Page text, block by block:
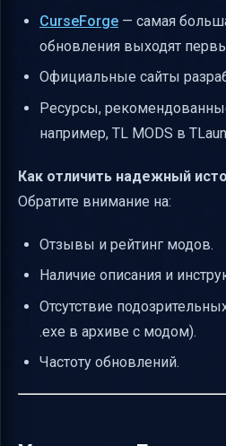
CurseForge — самая
обновления выходят
Официальные сайты
Ресурсы,
например, TL MODS в
Как отличить надежный
Обратите внимание на:
Отзывы и рейтинг модов.
Наличие описания и
Отсутствие
.exe в архиве с модом).
Частоту обновлений.